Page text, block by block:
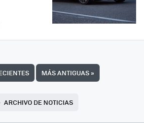
MÁS ANTIGUAS»
ARCHIVO DE NOTICIAS